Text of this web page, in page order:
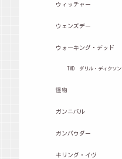
ウィッチャー
ウェンズデー
ウォーキング・デッド
TWD ダリル・ディクソン
怪物
ガンニバル
ガンパウダー
キリング・イヴ